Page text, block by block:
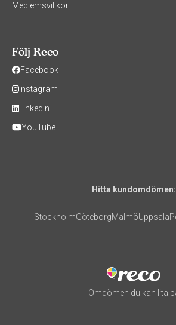
Medlemsvillkor
Följ Reco
Facebook
Instagram
LinkedIn
YouTube
Hitta kundomdömen:
StockholmGöteborgMalmöUppsala
Omdömen du kan lita